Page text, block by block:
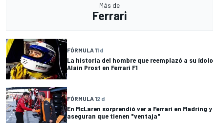
Más de
Ferrari
FÓRMULA 11 d
La historia del hombre que reemplazó a su ídolo
Alain Prost en Ferrari F1
FÓRMULA 12 d
En McLaren sorprendió ver a Ferrari en Madring y
aseguran que tienen "ventaja"